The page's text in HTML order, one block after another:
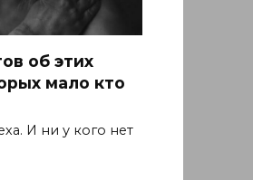
об этих
мало кто
И ни у кого нет